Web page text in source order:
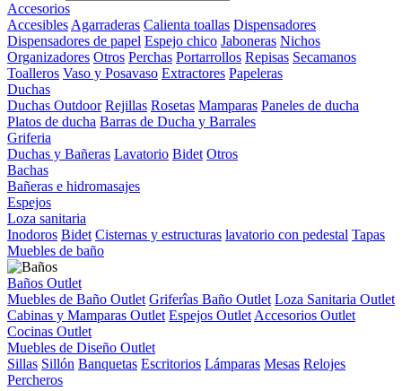
Accesorios
Accesibles Agarraderas Calienta toallas Dispensadores
Dispensadores de papel Espejo chico Jaboneras Nichos
Organizadores Otros Perchas Portarrollos Repisas Secamanos
Toalleros Vaso y Posavaso Extractores Papeleras
Duchas
Duchas Outdoor Rejillas Rosetas Mamparas Paneles de ducha
Platos de ducha Barras de Ducha y Barrales
Griferia
Duchas y Bañeras Lavatorio Bidet Otros
Bachas
Bañeras e hidromasajes
Espejos
Loza sanitaria
Inodoros Bidet Cisternas y estructuras lavatorio con pedestal Tapas
Muebles de baño
Baños Outlet
Muebles de Baño Outlet Griferîas Baño Outlet Loza Sanitaria Outlet
Cabinas y Mamparas Outlet Espejos Outlet Accesorios Outlet
Cocinas Outlet
Muebles de Diseño Outlet
Sillas Sillón Banquetas Escritorios Lámparas Mesas Relojes
Percheros